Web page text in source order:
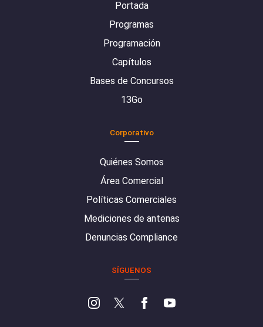
Portada
Programas
Programación
Capítulos
Bases de Concursos
13Go
Corporativo
Quiénes Somos
Área Comercial
Políticas Comerciales
Mediciones de antenas
Denuncias Compliance
SÍGUENOS